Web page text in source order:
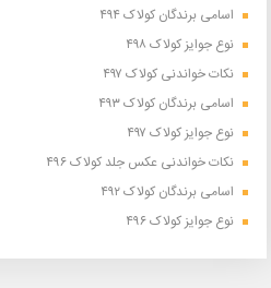
اسامی برندگان کولاک ۴۹۴
نوع جوایز کولاک ۴۹۸
نکات خواندنی کولاک ۴۹۷
اسامی برندگان کولاک ۴۹۳
نوع جوایز کولاک ۴۹۷
نکات خواندنی عکس جلد کولاک ۴۹۶
اسامی برندگان کولاک ۴۹۲
نوع جوایز کولاک ۴۹۶